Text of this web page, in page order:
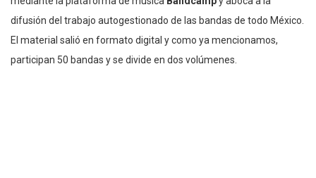
difusión del trabajo autogestionado de las bandas de todo México.
El material salió en formato digital y como ya mencionamos,
participan 50 bandas y se divide en dos volúmenes.